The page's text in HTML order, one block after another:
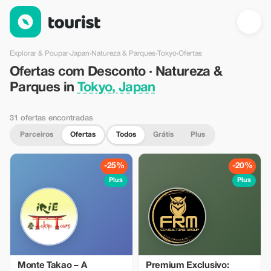
Ofertas com Desconto · Natureza & Parques in Tokyo, Japan
Explorar & Poupar›Japan›Natureza & Parques›Tokyo›Ofertas
Ofertas com Desconto · Natureza &
Parques in Tokyo, Japan
31 ofertas encontradas
Parceiros Ofertas Todos Grátis Plus
-25%
Plus
Monte Takao – A
-20%
Plus
Premium Exclusivo: